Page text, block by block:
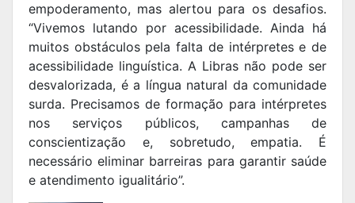
empoderamento, mas alertou para os desafios.
“Vivemos lutando por acessibilidade. Ainda há
muitos obstáculos pela falta de intérpretes e de
acessibilidade linguística. A Libras não pode ser
desvalorizada, é a língua natural da comunidade
surda. Precisamos de formação para intérpretes
nos serviços públicos, campanhas de
conscientização e, sobretudo, empatia. É
necessário eliminar barreiras para garantir saúde
e atendimento igualitário”.